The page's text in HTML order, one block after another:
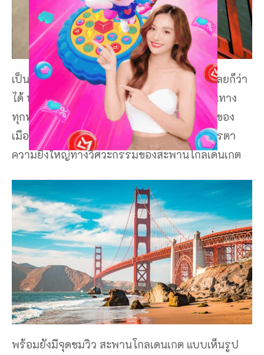
เป็นสะพานแขวนที่มีความยาวที่สุดในอเมริกาเลยก็ว่า
ได้ พร้อมกับวิวทิวทัศน์รอบๆ บริเวณตลอดเส้นทาง
ทุกท่านจะได้ชื่นชมกับบรรยากาศสองข้างทางของ
เมืองซานฟรานซิสโก ที่มีความสวยงามตระการตา
ความยิ่งใหญ่ทางวิศวะกรรมของสะพานโกลเดนเกต
พร้อมยังมีจุดชมวิว สะพานโกลเดนเกต แบบเห็นรูป